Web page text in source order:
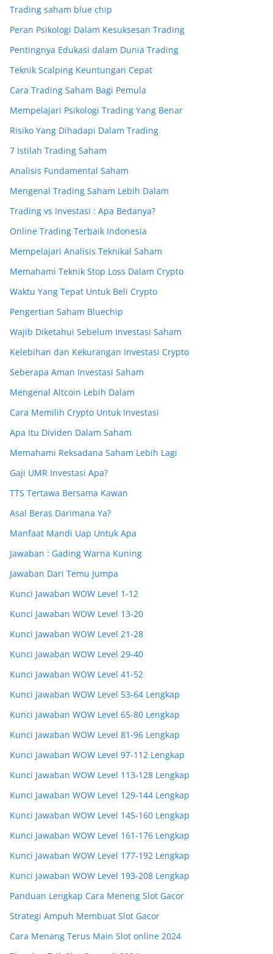
Trading saham blue chip
Peran Psikologi Dalam Kesuksesan Trading
Pentingnya Edukasi dalam Dunia Trading
Teknik Scalping Keuntungan Cepat
Cara Trading Saham Bagi Pemula
Mempelajari Psikologi Trading Yang Benar
Risiko Yang Dihadapi Dalam Trading
7 Istilah Trading Saham
Analisis Fundamental Saham
Mengenal Trading Saham Lebih Dalam
Trading vs Investasi : Apa Bedanya?
Online Trading Terbaik Indonesia
Mempelajari Analisis Teknikal Saham
Memahami Teknik Stop Loss Dalam Crypto
Waktu Yang Tepat Untuk Beli Crypto
Pengertian Saham Bluechip
Wajib Diketahui Sebelum Investasi Saham
Kelebihan dan Kekurangan Investasi Crypto
Seberapa Aman Investasi Saham
Mengenal Altcoin Lebih Dalam
Cara Memilih Crypto Untuk Investasi
Apa Itu Dividen Dalam Saham
Memahami Reksadana Saham Lebih Lagi
Gaji UMR Investasi Apa?
TTS Tertawa Bersama Kawan
Asal Beras Darimana Ya?
Manfaat Mandi Uap Untuk Apa
Jawaban : Gading Warna Kuning
Jawaban Dari Temu Jumpa
Kunci Jawaban WOW Level 1-12
Kunci Jawaban WOW Level 13-20
Kunci Jawaban WOW Level 21-28
Kunci Jawaban WOW Level 29-40
Kunci Jawaban WOW Level 41-52
Kunci Jawaban WOW Level 53-64 Lengkap
Kunci Jawaban WOW Level 65-80 Lengkap
Kunci Jawaban WOW Level 81-96 Lengkap
Kunci Jawaban WOW Level 97-112 Lengkap
Kunci Jawaban WOW Level 113-128 Lengkap
Kunci Jawaban WOW Level 129-144 Lengkap
Kunci Jawaban WOW Level 145-160 Lengkap
Kunci Jawaban WOW Level 161-176 Lengkap
Kunci Jawaban WOW Level 177-192 Lengkap
Kunci Jawaban WOW Level 193-208 Lengkap
Panduan Lengkap Cara Meneng Slot Gacor
Strategi Ampuh Membuat Slot Gacor
Cara Menang Terus Main Slot online 2024